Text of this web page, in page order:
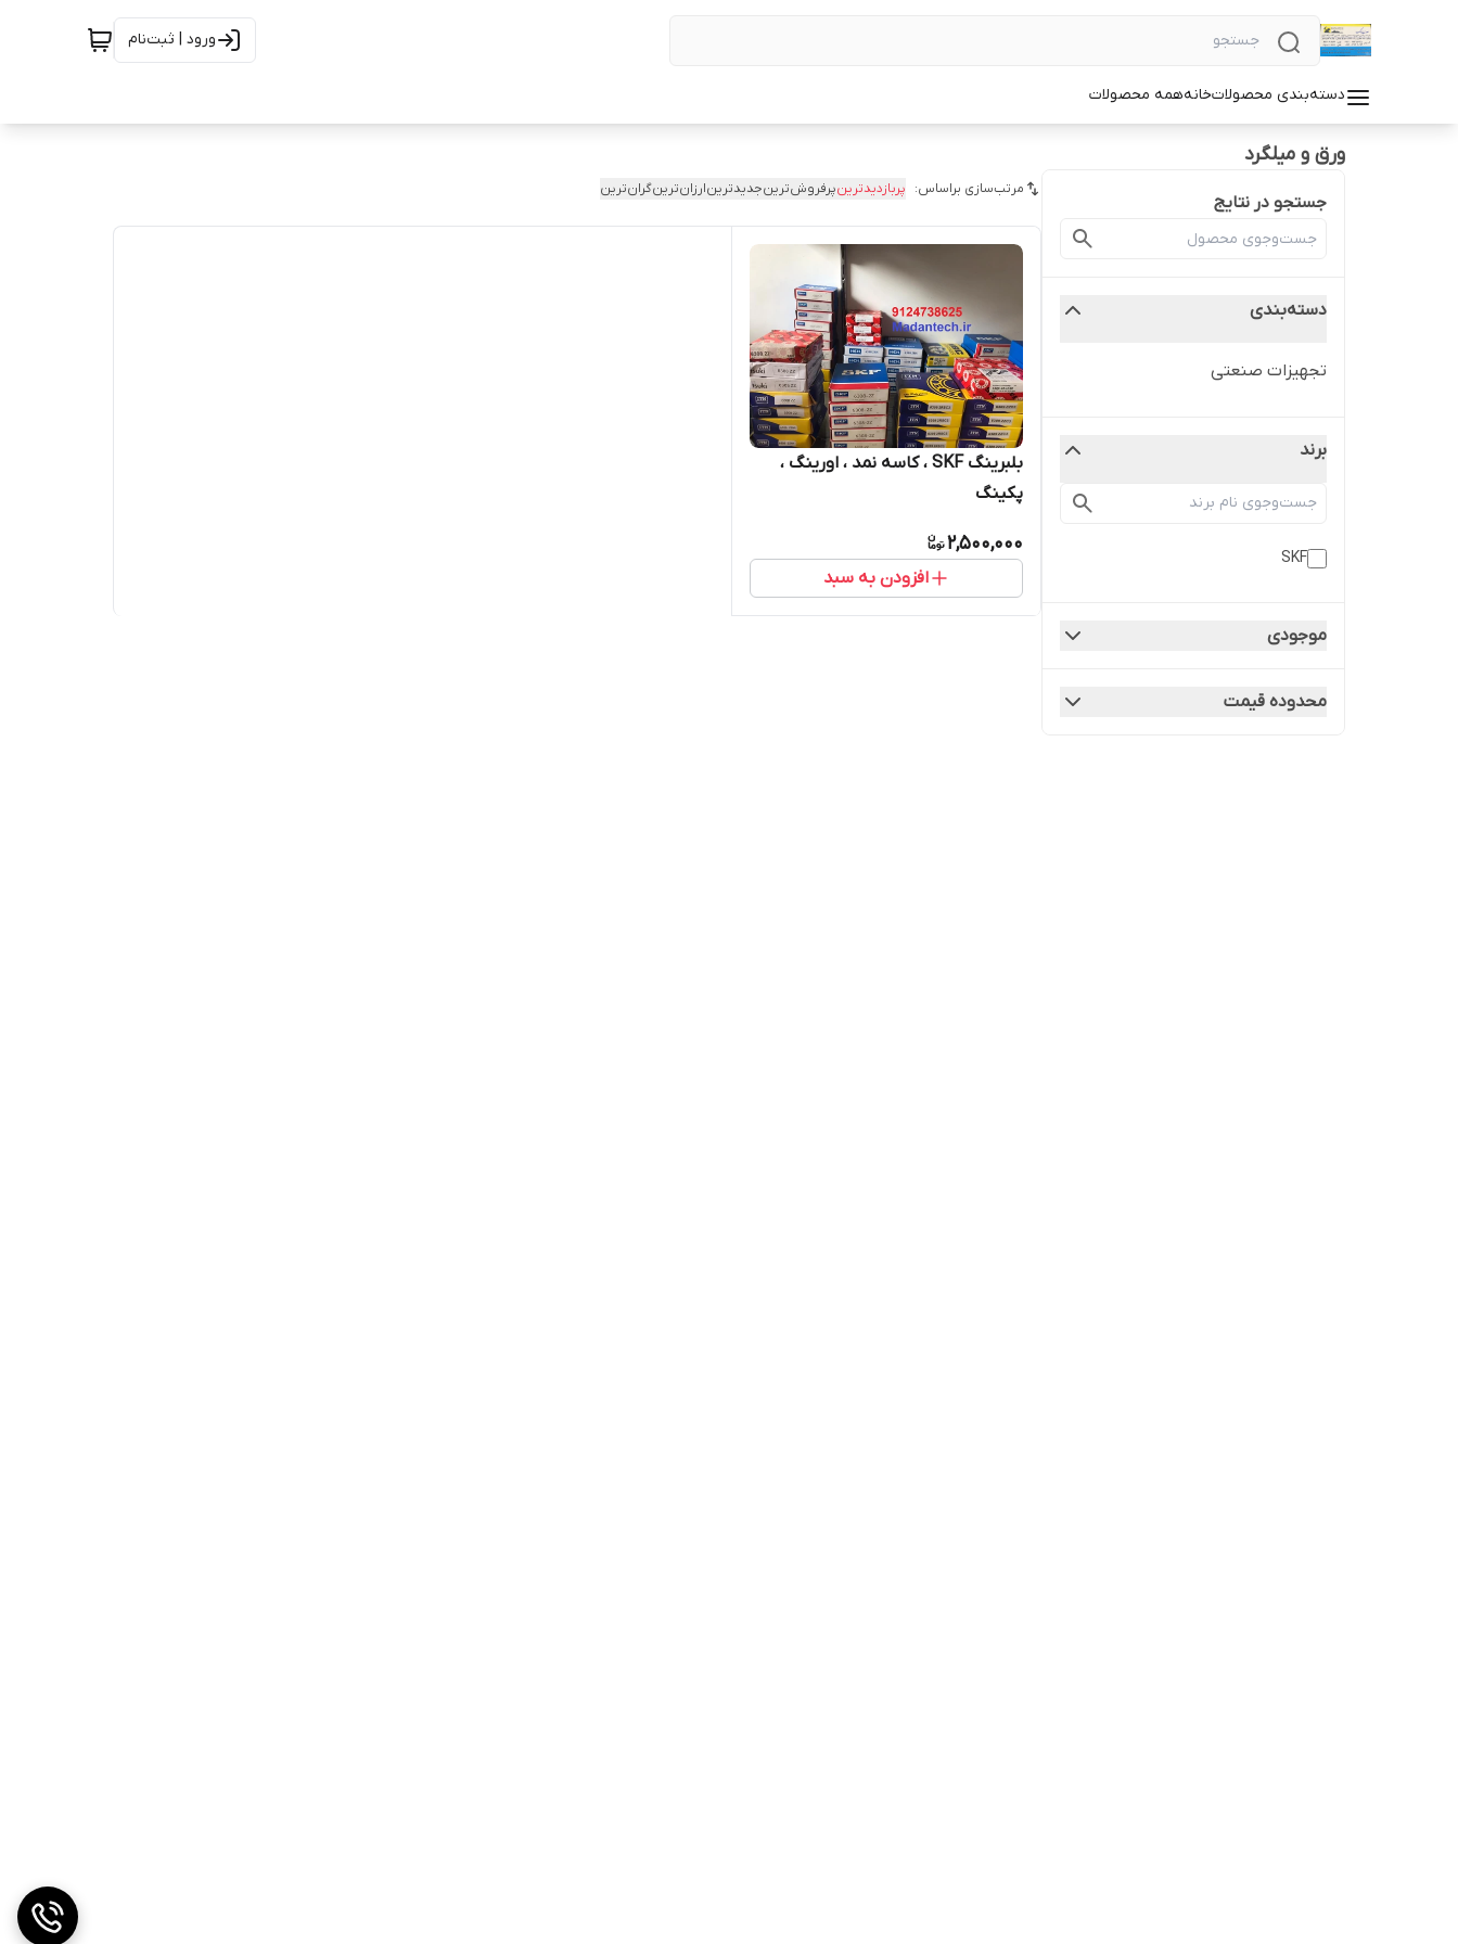
ورود | ثبت‌نام
دسته‌بندی محصولاتخانههمه محصولات
ورق و میلگرد
جستجو در نتایج
دسته‌بندی
تجهیزات صنعتی
برند
SKF
موجودی
محدوده قیمت
مرتب‌سازی براساس: پربازدیدترینپرفروش‌ترینجدیدترینارزان‌ترینگران‌ترین
بلبرینگ SKF ، کاسه نمد ، اورینگ ،
پکینگ
2,500,000
افزودن به سبد